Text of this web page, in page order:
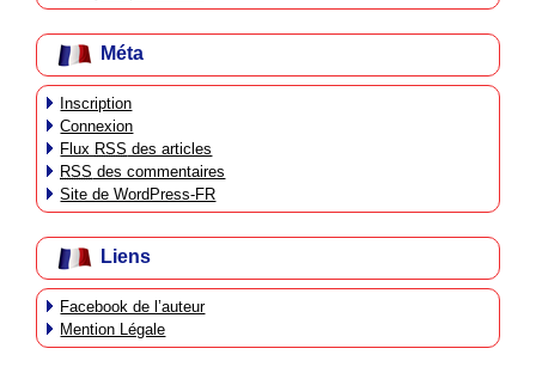
Méta
Inscription
Connexion
Flux RSS des articles
RSS des commentaires
Site de WordPress-FR
Liens
Facebook de l’auteur
Mention Légale